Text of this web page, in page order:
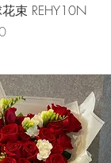
快速瀏覽
束 REHY10N